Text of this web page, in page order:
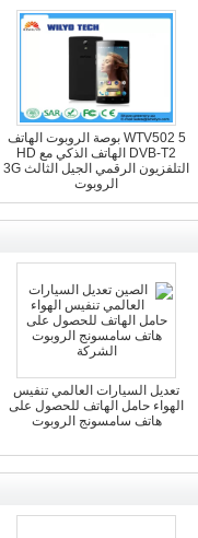
WTV502 5 بوصة الروبوت الهاتف
DVB-T2 الهاتف الذكي مع HD
التلفزيون الرقمي الجيل الثالث 3G
الروبوت
تعديل السيارات العالمي تنفيس
الهواء حامل الهاتف للحصول على
هاتف سامسونج الروبوت